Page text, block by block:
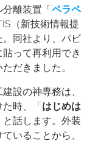
離装置「ペラペ
（新技術情報提
同社より、パビ
って再利用でき
だきました。
設の神専務は、
時、「はじめは
と話します。外装
いることから、